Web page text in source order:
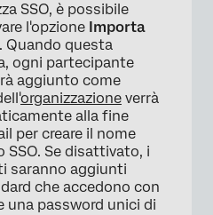
SSO, è possibile
l'opzione Importa
. Quando questa
ogni partecipante
aggiunto come
organizzazione verrà
alla fine
per creare il nome
SSO. Se disattivato, i
saranno aggiunti
che accedono con
una password unici di